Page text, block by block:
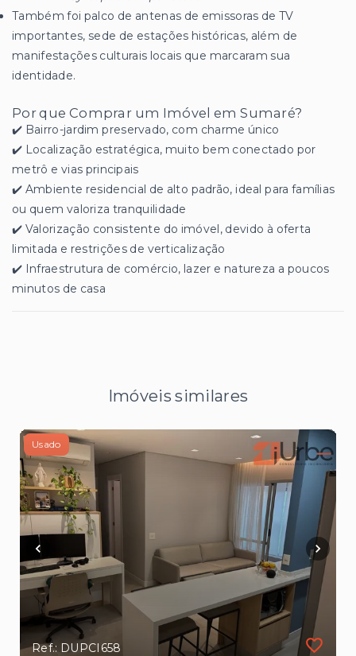
Também foi palco de antenas de emissoras de TV
importantes, sede de estações históricas, além de
manifestações culturais locais que marcaram sua
identidade.
Por que Comprar um Imóvel em Sumaré?
✔️ Bairro-jardim preservado, com charme único
✔️ Localização estratégica, muito bem conectado por
metrô e vias principais
✔️ Ambiente residencial de alto padrão, ideal para famílias
ou quem valoriza tranquilidade
✔️ Valorização consistente do imóvel, devido à oferta
limitada e restrições de verticalização
✔️ Infraestrutura de comércio, lazer e natureza a poucos
minutos de casa
Imóveis similares
Usado
Ref.: DUPCI658